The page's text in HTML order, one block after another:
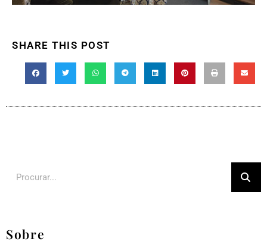
SHARE THIS POST
Sobre